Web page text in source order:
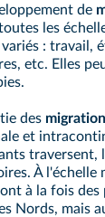
de
les
: travail,
etc. Elles
des
et
traversent,
À l'échelle
à la fois des
Nords, mais